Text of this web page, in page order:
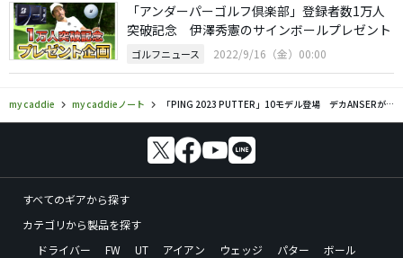
「アンダーパーゴルフ倶楽部」登録者数1万人
突破記念 伊澤秀憲のサインボールプレゼント
ゴルフニュース 2022/9/16（金）00:00
my caddie my caddieノート 「PING 2023 PUTTER」10モデル登場 デカANSERがおすすめ？
すべてのギアから探す
カテゴリから製品を探す
ドライバー
FW UT アイアン ウェッジ パター
ボール